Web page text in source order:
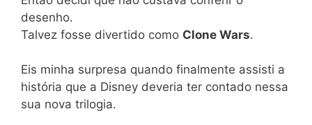
desenho.
Talvez fosse divertido como Clone Wars.
Eis minha surpresa quando finalmente assisti a
história que a Disney deveria ter contado nessa
sua nova trilogia.